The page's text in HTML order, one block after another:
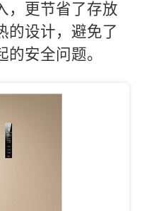
，更节省了存放
的设计，避免了
安全问题。